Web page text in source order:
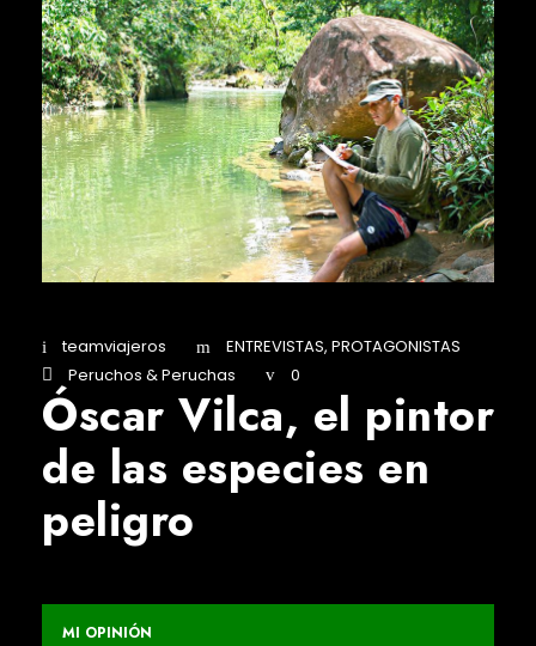
teamviajeros ENTREVISTAS, PROTAGONISTAS
Peruchos & Peruchas
0
Óscar Vilca, el pintor
de las especies en
peligro
MI OPINIÓN